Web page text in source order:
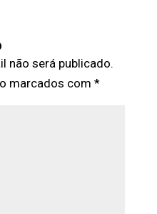
não será publicado.
marcados com *